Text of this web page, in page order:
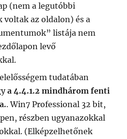
(nem a legutóbbi
az oldalon) és a
listája nem
levő
tudatában
a 4.4.1.2 mindhárom fenti
. Win7 Professional 32 bit,
részben ugyanazokkal
(Elképzelhetőnek